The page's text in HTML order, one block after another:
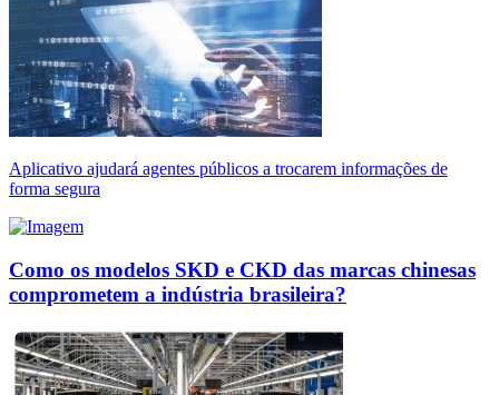
Aplicativo ajudará agentes públicos a trocarem informações de
forma segura
Como os modelos SKD e CKD das marcas chinesas
comprometem a indústria brasileira?